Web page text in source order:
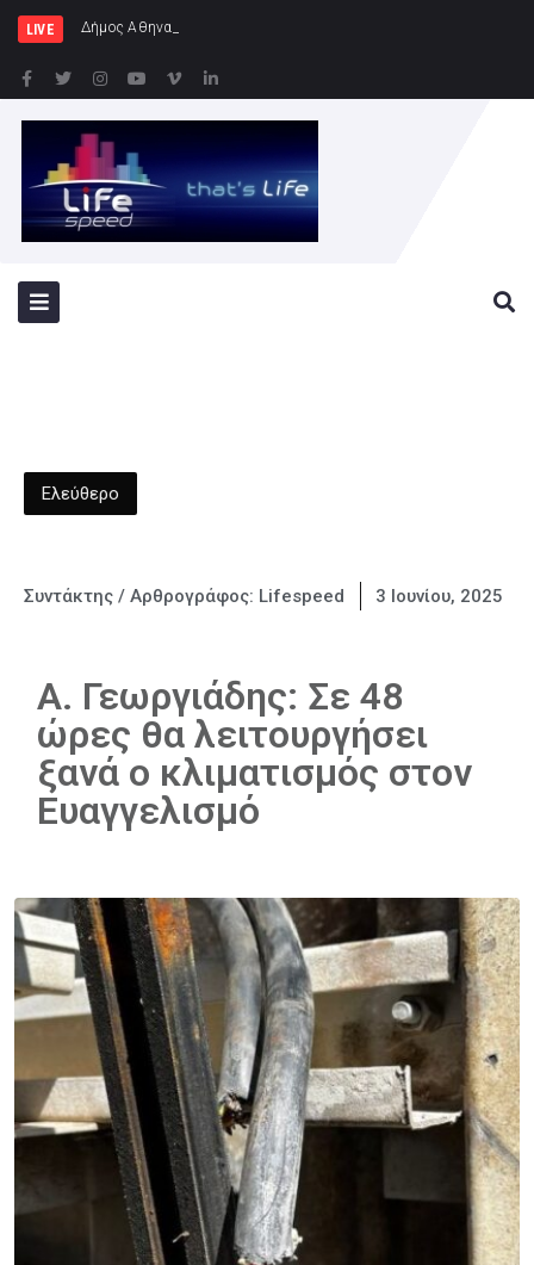
LIVE Δήμος Αθηναίων: Συνεχίζονται οι ε
Ελεύθερο
Συντάκτης / Αρθρογράφος: Lifespeed 3 Ιουνίου, 2025
Α. Γεωργιάδης: Σε 48
ώρες θα λειτουργήσει
ξανά ο κλιματισμός στον
Ευαγγελισμό